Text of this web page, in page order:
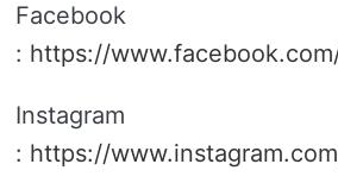
Facebook
: https://
Instagram
: https://